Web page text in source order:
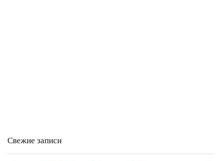
Свежие записи